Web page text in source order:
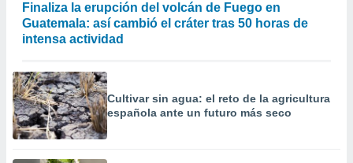
Finaliza la erupción del volcán de Fuego en
Guatemala: así cambió el cráter tras 50 horas de
intensa actividad
Cultivar sin agua: el reto de la agricultura
española ante un futuro más seco